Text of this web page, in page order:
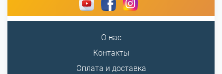
О нас
Контакты
Оплата и доставка